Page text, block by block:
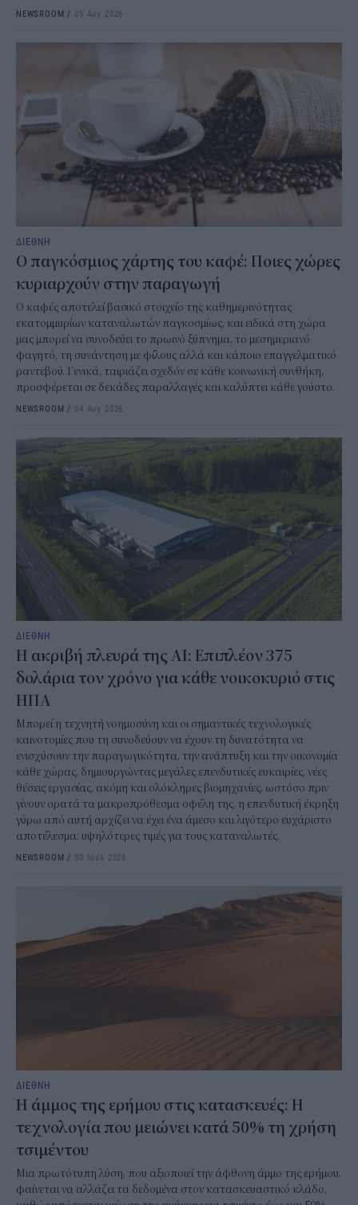
NEWSROOM / 05 Αυγ 2026
ΔΙΕΘΝΗ
Ο παγκόσμιος χάρτης του καφέ: Ποιες χώρες
κυριαρχούν στην παραγωγή
Ο καφές αποτελεί βασικό στοιχείο της καθημερινότητας
εκατομμυρίων καταναλωτών παγκοσμίως, και ειδικά στη χώρα
μας μπορεί να συνοδεύει το πρωινό ξύπνημα, το μεσημεριανό
φαγητό, τη συνάντηση με φίλους αλλά και κάποιο επαγγελματικό
ραντεβού. Γενικά, ταιριάζει σχεδόν σε κάθε κοινωνική συνθήκη,
προσφέρεται σε δεκάδες παραλλαγές και καλύπτει κάθε γούστο.
NEWSROOM / 04 Αυγ 2026
ΔΙΕΘΝΗ
Η ακριβή πλευρά της AI: Επιπλέον 375
δολάρια τον χρόνο για κάθε νοικοκυριό στις
ΗΠΑ
Μπορεί η τεχνητή νοημοσύνη και οι σημαντικές τεχνολογικές
καινοτομίες που τη συνοδεύουν να έχουν τη δυνατότητα να
ενισχύσουν την παραγωγικότητα, την ανάπτυξη και την οικονομία
κάθε χώρας, δημιουργώντας μεγάλες επενδυτικές ευκαιρίες, νέες
θέσεις εργασίας, ακόμη και ολόκληρες βιομηχανίες, ωστόσο πριν
γίνουν ορατά τα μακροπρόθεσμα οφέλη της, η επενδυτική έκρηξη
γύρω από αυτή αρχίζει να έχει ένα άμεσο και λιγότερο ευχάριστο
αποτέλεσμα: υψηλότερες τιμές για τους καταναλωτές.
NEWSROOM / 30 Ιουλ 2026
ΔΙΕΘΝΗ
Η άμμος της ερήμου στις κατασκευές: Η
τεχνολογία που μειώνει κατά 50% τη χρήση
τσιμέντου
Μια πρωτότυπη λύση, που αξιοποιεί την άφθονη άμμο της ερήμου,
φαίνεται να αλλάζει τα δεδομένα στον κατασκευαστικό κλάδο,